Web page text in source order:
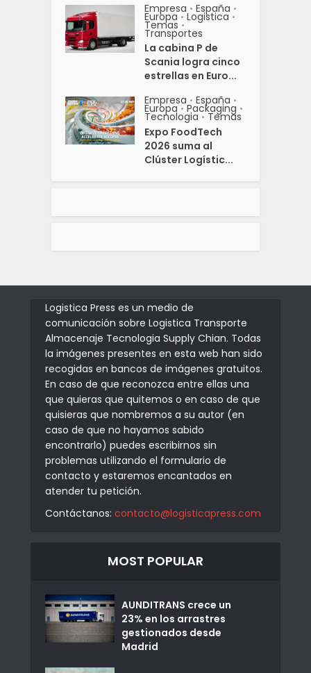
Empresa • España •
Europa • Logistica •
Temas •
Transportes
La cabina P de
Scania logra cinco
estrellas en Euro...
Empresa • España •
Europa • Packaging •
Tecnologia • Temas
Expo FoodTech
2026 suma al
Clúster Logístic...
Logistica Press es un medio de
comunicación sobre Logistica Transporte
Almacenaje Tecnologia Supply Chian. Todas
la imágenes presentes en esta web han sido
recogidas en bancos de imágenes gratuitos.
En caso de que reconozca entre ellas una
que quieras que quitemos o en caso de que
quisieras que nombremos a su autor (en
caso de que no hayamos sabido
encontrarlo) puedes escribirnos sin
problemas utilizando el formulario de
contacto y estaremos encantados en
atender tu petición.
Contáctanos: contacto@logisticapress.com
MOST POPULAR
AUNDITRANS crece un
23% en los arrastres
gestionados desde
Madrid